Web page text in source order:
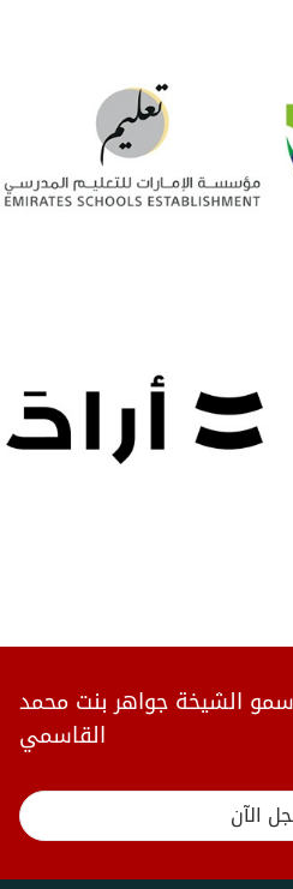
الشيخة جواهر بنت محمد
القاسمي
الآن